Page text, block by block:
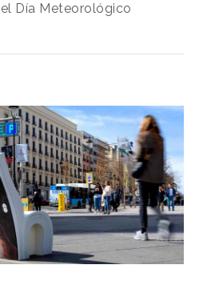
Día Meteorológico